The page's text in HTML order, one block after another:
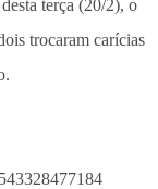
terça (20/2), o
trocaram carícias